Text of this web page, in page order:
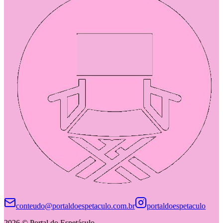
conteudo@portaldoespetaculo.com.br
portaldoespetaculo